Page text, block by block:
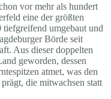
vor mehr als hundert
eine der größten
umgebaut und
Börde seit
Aus dieser doppelten
geworden, dessen
atmet, was den
die mitwachsen statt